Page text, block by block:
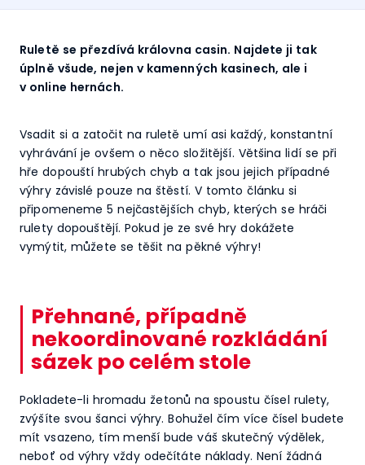
Ruletě se přezdívá královna casin. Najdete ji tak
úplně všude, nejen v kamenných kasinech, ale i
v online hernách.
Vsadit si a zatočit na ruletě umí asi každý, konstantní
vyhrávání je ovšem o něco složitější. Většina lidí se při
hře dopouští hrubých chyb a tak jsou jejich případné
výhry závislé pouze na štěstí. V tomto článku si
připomeneme 5 nejčastějších chyb, kterých se hráči
rulety dopouštějí. Pokud je ze své hry dokážete
vymýtit, můžete se těšit na pěkné výhry!
Přehnané, případně
nekoordinované rozkládání
sázek po celém stole
Pokladete-li hromadu žetonů na spoustu čísel rulety,
zvýšíte svou šanci výhry. Bohužel čím více čísel budete
mít vsazeno, tím menší bude váš skutečný výdělek,
neboť od výhry vždy odečítáte náklady. Není žádná